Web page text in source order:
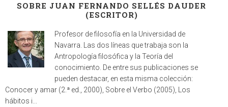
SOBRE JUAN FERNANDO SELLÉS DAUDER
(ESCRITOR)
Profesor de filosofía en la Universidad de
Navarra. Las dos líneas que trabaja son la
Antropología filosófica y la Teoría del
conocimiento. De entre sus publicaciones se
pueden destacar, en esta misma colección:
Conocer y amar (2.ª ed., 2000), Sobre el Verbo (2005), Los
hábitos i...